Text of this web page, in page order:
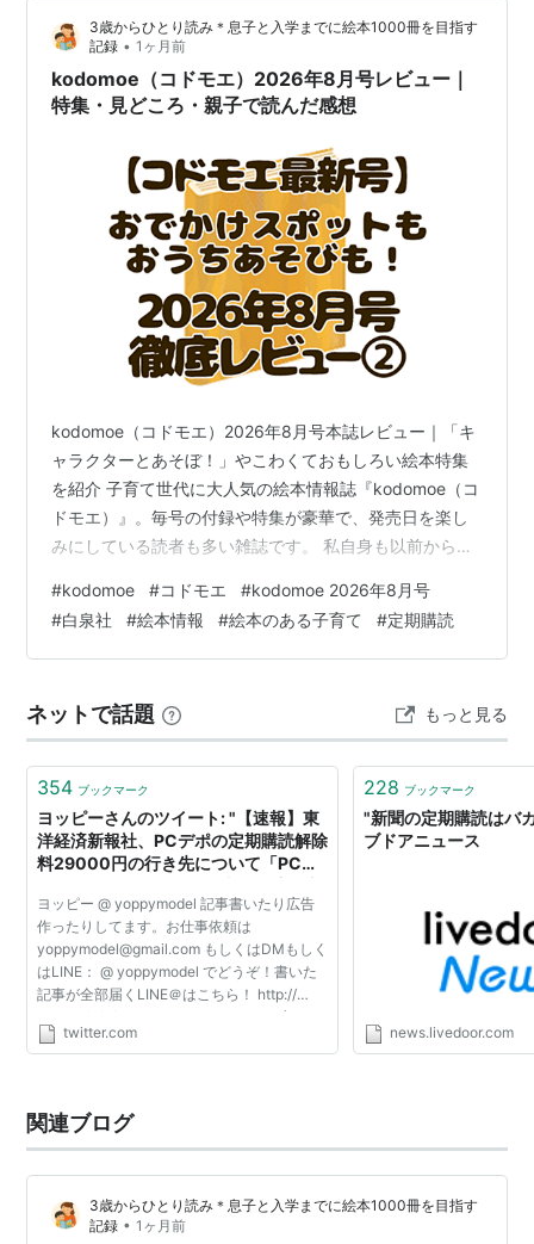
3歳からひとり読み＊息子と入学までに絵本1000冊を目指す
記録 • 1ヶ月前
kodomoe（コドモエ）2026年8月号レビュー｜
特集・見どころ・親子で読んだ感想
kodomoe（コドモエ）2026年8月号本誌レビュー｜「キ
ャラクターとあそぼ！」やこわくておもしろい絵本特集
を紹介 子育て世代に大人気の絵本情報誌『kodomoe（コ
ドモエ）』。毎号の付録や特集が豪華で、発売日を楽し
みにしている読者も多い雑誌です。 私自身も以前から何
2025年8月号からは念願の【定期購読】をスタートし、
発売日に近いタイミングで自宅に届く安心感とワクワク
を味わえるようになりました。 せっかく定期購読を始め
「最新号レビュー」として投稿することにしました！ 読
者の皆さんと一緒に…
#kodomoe #コドモエ #kodomoe 2026年8月号
#白泉社 #絵本情報 #絵本のある子育て #定期購読
ネットで話題 もっと見る
354 ブックマーク
ヨッピーさんのツイート: "【速報】東
洋経済新報社、PCデポの定期購読解除
料29000円の行き先について「PCデ
払われるのか」という質問で6日待っ
た結果��
ヨッピー @ yoppymodel 記事書いたり広告
作ったりしてます。お仕事依頼は
yoppymodel@gmail.com もしくはDMもしく
はLINE： @ yoppymodel でどうぞ！書いた
記事が全部届くLINE＠はこちら！ http://
line.me/ti/p/%40yoppym odel … ←ブラウ
ザで開いてね
twitter.com
228 ブックマーク
"新聞の定期購読はバ
ブドアニュース
news.livedoor.com
関連ブログ
3歳からひとり読み＊息子と入学までに絵本1000冊を目指す
記録 • 1ヶ月前